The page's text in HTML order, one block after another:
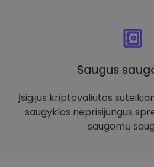
Saugus
Įsigijus kriptovaliutos
saugyklos neprisijungus
saugomų